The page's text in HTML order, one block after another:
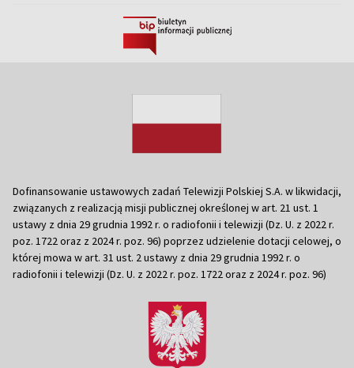
Dofinansowanie ustawowych zadań Telewizji Polskiej S.A. w likwidacji,
związanych z realizacją misji publicznej określonej w art. 21 ust. 1
ustawy z dnia 29 grudnia 1992 r. o radiofonii i telewizji (Dz. U. z 2022 r.
poz. 1722 oraz z 2024 r. poz. 96) poprzez udzielenie dotacji celowej, o
której mowa w art. 31 ust. 2 ustawy z dnia 29 grudnia 1992 r. o
radiofonii i telewizji (Dz. U. z 2022 r. poz. 1722 oraz z 2024 r. poz. 96)